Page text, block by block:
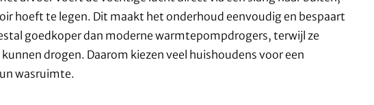
hoeft te legen. Dit maakt het onderhoud eenvoudig en bespaart
goedkoper dan moderne warmtepompdrogers, terwijl ze
drogen. Daarom kiezen veel huishoudens voor een
wasruimte.